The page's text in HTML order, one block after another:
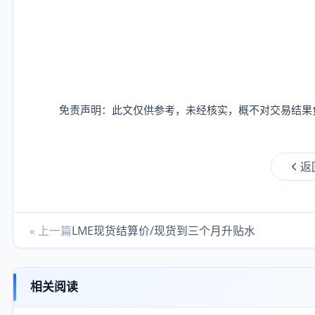
免责声明：此文仅供参考，未经核实，概不对交易结
返
« 上一篇LME现货结算价/现货到三个月升贴水
相关阅读